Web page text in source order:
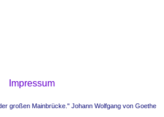
Impressum
großen Mainbrücke." Johann Wolfgang von Goethe